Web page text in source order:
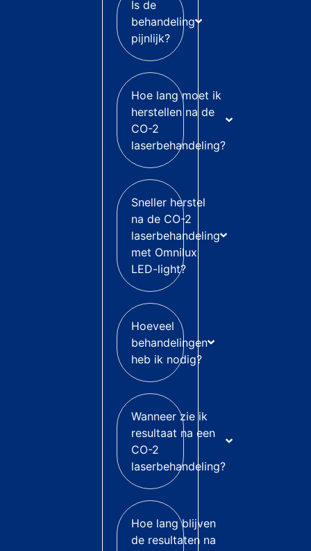
Is de
behandeling
pijnlijk?
Hoe lang moet ik
herstellen na de
CO-2
laserbehandeling?
Sneller herstel
na de CO-2
laserbehandeling
met Omnilux
LED-light?
Hoeveel
behandelingen
heb ik nodig?
Wanneer zie ik
resultaat na een
CO-2
laserbehandeling?
Hoe lang blijven
de resultaten na